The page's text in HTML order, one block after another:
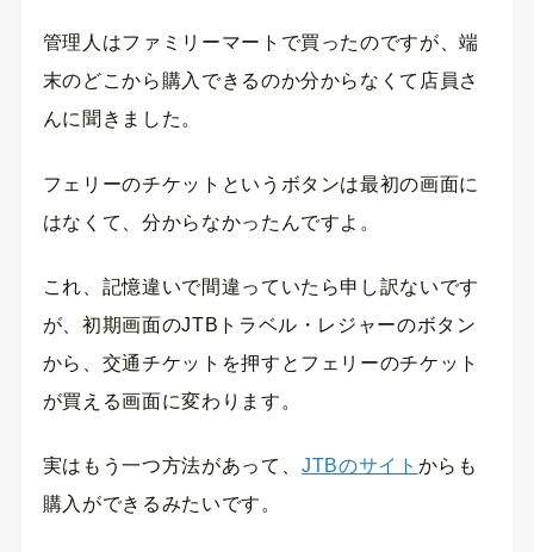
管理人はファミリーマートで買ったのですが、端
末のどこから購入できるのか分からなくて店員さ
んに聞きました。
フェリーのチケットというボタンは最初の画面に
はなくて、分からなかったんですよ。
これ、記憶違いで間違っていたら申し訳ないです
が、初期画面のJTBトラベル・レジャーのボタン
から、交通チケットを押すとフェリーのチケット
が買える画面に変わります。
実はもう一つ方法があって、 JTBのサイト からも
購入ができるみたいです。